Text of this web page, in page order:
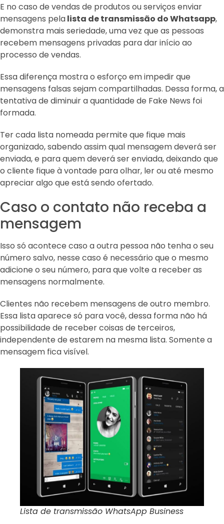
E no caso de vendas de produtos ou serviços enviar
mensagens pelalista de transmissão do Whatsapp,
demonstra mais seriedade, uma vez que as pessoas
recebem mensagens privadas para dar início ao
processo de vendas.
Essa diferença mostra o esforço em impedir que
mensagens falsas sejam compartilhadas. Dessa forma, a
tentativa de diminuir a quantidade de Fake News foi
formada.
Ter cada lista nomeada permite que fique mais
organizado, sabendo assim qual mensagem deverá ser
enviada, e para quem deverá ser enviada, deixando que
o cliente fique à vontade para olhar, ler ou até mesmo
apreciar algo que está sendo ofertado.
Caso o contato não receba a
mensagem
Isso só acontece caso a outra pessoa não tenha o seu
número salvo, nesse caso é necessário que o mesmo
adicione o seu número, para que volte a receber as
mensagens normalmente.
Clientes não recebem mensagens de outro membro.
Essa lista aparece só para você, dessa forma não há
possibilidade de receber coisas de terceiros,
independente de estarem na mesma lista. Somente a
mensagem fica visível.
Lista de transmissão WhatsApp Business